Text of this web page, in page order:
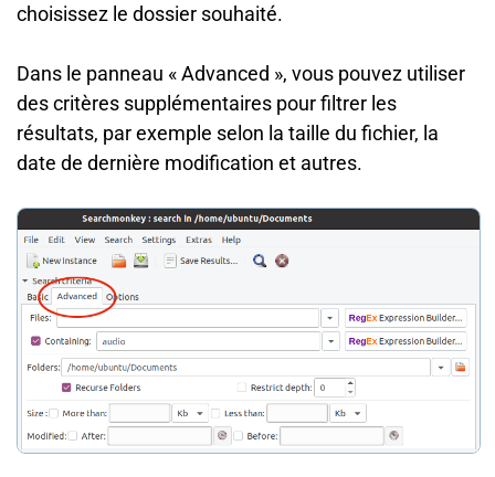
choisissez le dossier souhaité.
Dans le panneau « Advanced », vous pouvez utiliser
des critères supplémentaires pour filtrer les
résultats, par exemple selon la taille du fichier, la
date de dernière modification et autres.